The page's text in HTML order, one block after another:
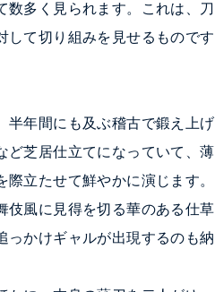
数多く見られます。これは、
して切り組みを見せるもので
半年間にも及ぶ稽古で鍛え上
ど芝居仕立てになっていて、
際立たせて鮮やかに演じます
伎風に見得を切る華のある仕
かけギャルが出現するのも納